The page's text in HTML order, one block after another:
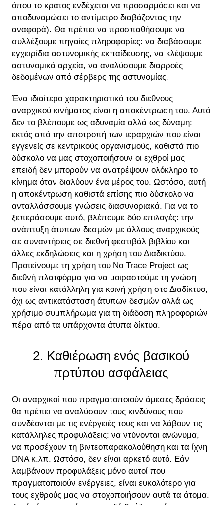
όπου το κράτος ενδέχεται να προσαρμόσει και να
αποδυναμώσει το αντίμετρο διαβάζοντας την
αναφορά). Θα πρέπει να προσπαθήσουμε να
συλλέξουμε πηγαίες πληροφορίες: να διαβάσουμε
εγχειρίδια αστυνομικής εκπαίδευσης, να κλέψουμε
αστυνομικά αρχεία, να αναλύσουμε διαρροές
δεδομένων από σέρβερς της αστυνομίας.
Ένα ιδιαίτερο χαρακτηριστικό του διεθνούς
αναρχικού κινήματος είναι η αποκέντρωση του. Αυτό
δεν το βλέπουμε ως αδυναμία αλλά ως δύναμη:
εκτός από την αποτροπή των ιεραρχιών που είναι
εγγενείς σε κεντρικούς οργανισμούς, καθιστά πιο
δύσκολο να μας στοχοποιήσουν οι εχθροί μας
επειδή δεν μπορούν να ανατρέψουν ολόκληρο το
κίνημα όταν διαλύουν ένα μέρος του. Ωστόσο, αυτή
η αποκέντρωση καθιστά επίσης πιο δύσκολο να
ανταλλάσσουμε γνώσεις διασυνοριακά. Για να το
ξεπεράσουμε αυτό, βλέπουμε δύο επιλογές: την
ανάπτυξη άτυπων δεσμών με άλλους αναρχικούς
σε συναντήσεις σε διεθνή φεστιβάλ βιβλίου και
άλλες εκδηλώσεις και η χρήση του Διαδικτύου.
Προτείνουμε τη χρήση του No Trace Project ως
διεθνή πλατφόρμα για να μοιραστούμε τη γνώση
που είναι κατάλληλη για κοινή χρήση στο Διαδίκτυο,
όχι ως αντικατάσταση άτυπων δεσμών αλλά ως
χρήσιμο συμπλήρωμα για τη διάδοση πληροφοριών
πέρα ​​από τα υπάρχοντα άτυπα δίκτυα.
2. Καθιέρωση ενός βασικού
πρτύπου ασφάλειας
Οι αναρχικοί που πραγματοποιούν άμεσες δράσεις
θα πρέπει να αναλύσουν τους κινδύνους που
συνδέονται με τις ενέργειές τους και να λάβουν τις
κατάλληλες προφυλάξεις: να ντύνονται ανώνυμα,
να προσέχουν τη βιντεοπαρακολούθηση και τα ίχνη
DNA κ.λπ. Ωστόσο, δεν είναι αρκετό αυτό. Εάν
λαμβάνουν προφυλάξεις μόνο αυτοί που
πραγματοποιούν ενέργειες, είναι ευκολότερο για
τους εχθρούς μας να στοχοποιήσουν αυτά τα άτομα.